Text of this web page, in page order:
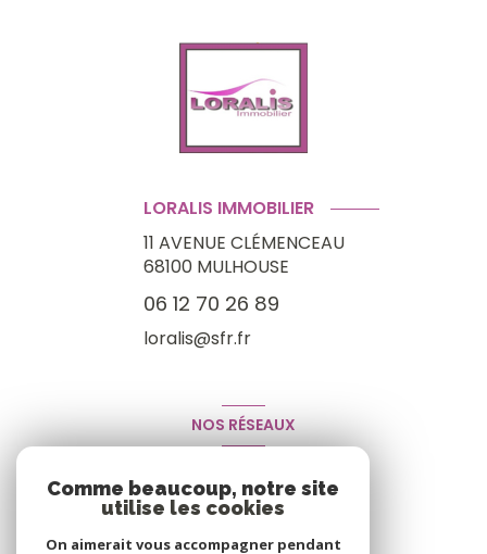
LORALIS IMMOBILIER
11 AVENUE CLÉMENCEAU
68100 MULHOUSE
06 12 70 26 89
loralis@sfr.fr
NOS RÉSEAUX
Comme beaucoup, notre site
utilise les cookies
On aimerait vous accompagner pendant